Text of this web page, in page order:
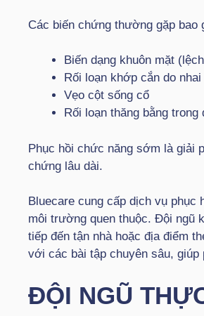
Các biến chứng thường gặp bao
Biến dạng khuôn mặt
Rối loạn khớp cắn do
Vẹo cột sống cổ
Rối loạn thăng bằng trong
Phục hồi chức năng sớm là giải
chứng lâu dài.
Bluecare cung cấp dịch vụ
môi trường quen thuộc. Đội ngũ
tiếp đến tận nhà hoặc địa điểm
với các bài tập chuyên sâu,
ĐỘI NGŨ